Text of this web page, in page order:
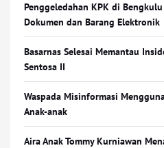
Penggeledahan KPK di
Dokumen dan Barang Elektronik
Basarnas Selesai Memantau
Sentosa II
Waspada Misinformasi
Anak-anak
Aira Anak Tommy Kurniawan